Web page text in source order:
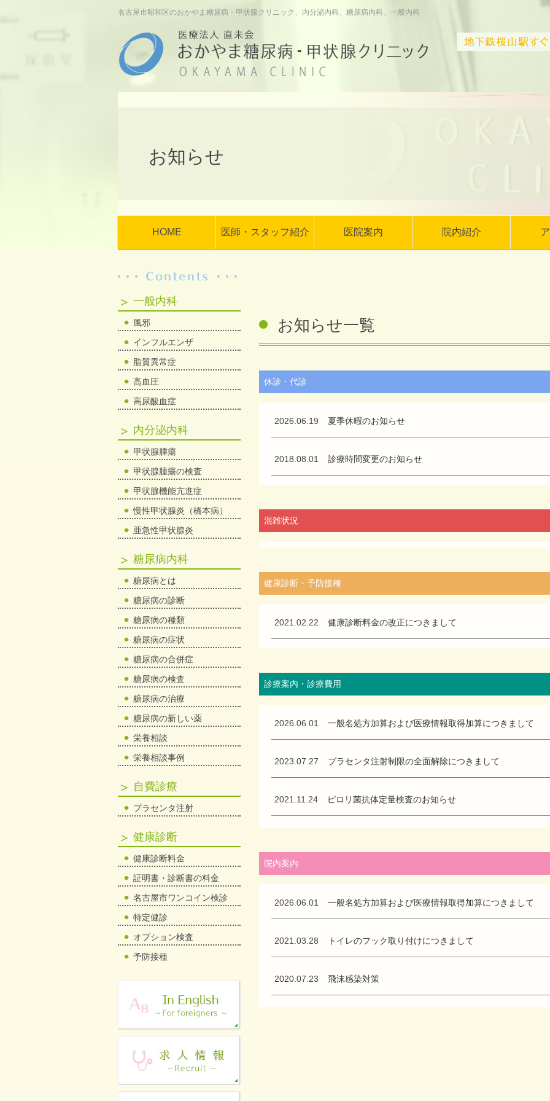
名古屋市昭和区のおかやま糖尿病・甲状腺クリニック、内分泌内科、糖尿病内科、一般内科
お知らせ
HOME 医師・スタッフ紹介 医院案内 院内紹介
一般内科
風邪
インフルエンザ
脂質異常症
高血圧
高尿酸血症
内分泌内科
甲状腺腫瘍
甲状腺腫瘍の検査
甲状腺機能亢進症
慢性甲状腺炎（橋本病）
亜急性甲状腺炎
糖尿病内科
糖尿病とは
糖尿病の診断
糖尿病の種類
糖尿病の症状
糖尿病の合併症
糖尿病の検査
糖尿病の治療
糖尿病の新しい薬
栄養相談
栄養相談事例
自費診療
プラセンタ注射
健康診断
健康診断料金
証明書・診断書の料金
名古屋市ワンコイン検診
特定健診
オプション検査
予防接種
お知らせ一覧
休診・代診
2026.06.19 夏季休暇のお知らせ
2018.08.01 診療時間変更のお知らせ
混雑状況
健康診断・予防接種
2021.02.22 健康診断料金の改正につきまして
診療案内・診療費用
2026.06.01 一般名処方加算および医療情報取得加算につきまして
2023.07.27 プラセンタ注射制限の全面解除につきまして
2021.11.24 ピロリ菌抗体定量検査のお知らせ
2020.10.26 発熱患者さんに対する当院の対応について
院内案内
2026.06.01 一般名処方加算および医療情報取得加算につきまして
2021.03.28 トイレのフック取り付けにつきまして
2020.07.23 飛沫感染対策